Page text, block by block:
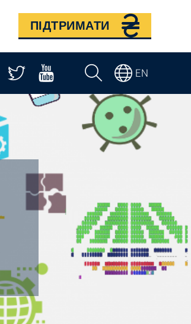
ПІДТРИМАТИ
EN